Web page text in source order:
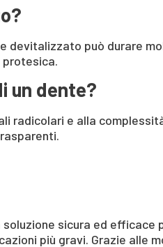
devitalizzato può durare
un dente?
radicolari e alla
sicura ed efficace
più gravi. Grazie alle